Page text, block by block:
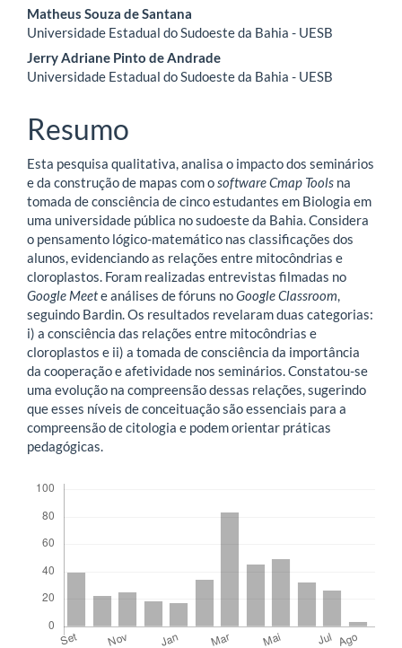
Conteúdo
do
artigo
principal
Matheus Souza de Santana
Universidade Estadual do Sudoeste da Bahia - UESB
Jerry Adriane Pinto de Andrade
Universidade Estadual do Sudoeste da Bahia - UESB
Resumo
Esta pesquisa qualitativa, analisa o impacto dos seminários
e da construção de mapas com o software Cmap Tools na
tomada de consciência de cinco estudantes em Biologia em
uma universidade pública no sudoeste da Bahia. Considera
o pensamento lógico-matemático nas classificações dos
alunos, evidenciando as relações entre mitocôndrias e
cloroplastos. Foram realizadas entrevistas filmadas no
Google Meete análises de fóruns noGoogle Classroom
seguindo Bardin. Os resultados revelaram duas categorias:
i) a consciência das relações entre mitocôndrias e
cloroplastos e ii) a tomada de consciência da importância
da cooperação e afetividade nos seminários. Constatou-se
uma evolução na compreensão dessas relações, sugerindo
que esses níveis de conceituação são essenciais para a
compreensão de citologia e podem orientar práticas
pedagógicas.